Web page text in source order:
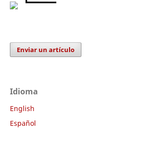
Enviar un artículo
Idioma
English
Español